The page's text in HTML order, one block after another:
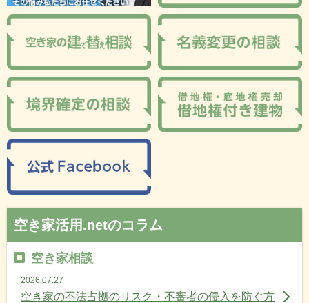
空き家活用.netのコラム
空き家相談
2026.07.27
空き家の不法占拠のリスク・不審者の侵入を防ぐ方